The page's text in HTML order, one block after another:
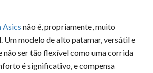
Asics não é, propriamente, muito
Um modelo de alto patamar, versátil e
não ser tão flexível como uma corrida
é significativo, e compensa